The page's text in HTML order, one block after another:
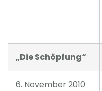
„Die Schöpfung“
6. November 2010